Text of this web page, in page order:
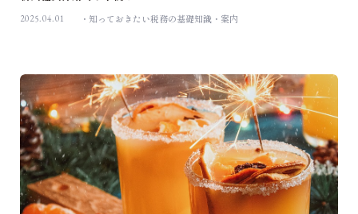
2025.04.01 知っておきたい税務の基礎知識 案内